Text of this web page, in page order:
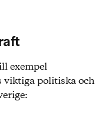
exempel
politiska och